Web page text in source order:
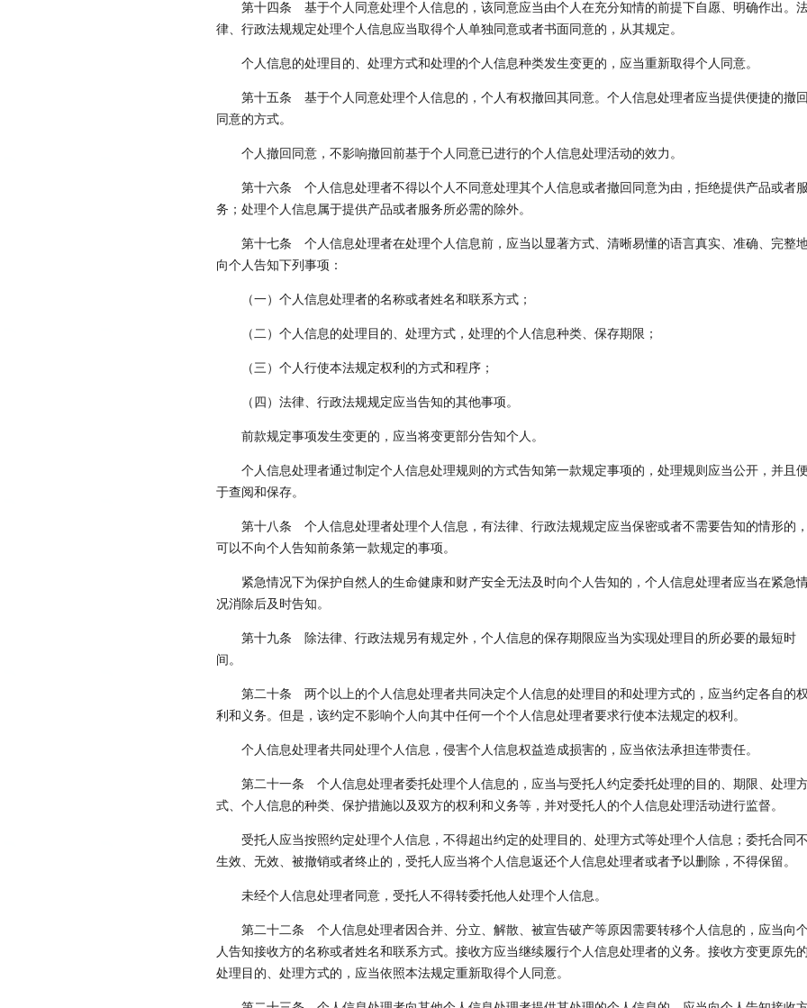
第十四条 基于个人同意处理个人信息的，该同意应当由个人在充分知情的前提下自愿、明确作出。
律、行政法规规定处理个人信息应当取得个人单独同意或者书面同意的，从其规定。
个人信息的处理目的、处理方式和处理的个人信息种类发生变更的，应当重新取得个人同意。
第十五条 基于个人同意处理个人信息的，个人有权撤回其同意。个人信息处理者应当提供便捷的撤回
同意的方式。
个人撤回同意，不影响撤回前基于个人同意已进行的个人信息处理活动的效力。
第十六条 个人信息处理者不得以个人不同意处理其个人信息或者撤回同意为由，拒绝提供产品或者服
务；处理个人信息属于提供产品或者服务所必需的除外。
第十七条 个人信息处理者在处理个人信息前，应当以显著方式、清晰易懂的语言真实、准确、完整
向个人告知下列事项：
（一）个人信息处理者的名称或者姓名和联系方式；
（二）个人信息的处理目的、处理方式，处理的个人信息种类、保存期限；
（三）个人行使本法规定权利的方式和程序；
（四）法律、行政法规规定应当告知的其他事项。
前款规定事项发生变更的，应当将变更部分告知个人。
个人信息处理者通过制定个人信息处理规则的方式告知第一款规定事项的，处理规则应当公开，并且便
于查阅和保存。
第十八条 个人信息处理者处理个人信息，有法律、行政法规规定应当保密或者不需要告知的情形的，
可以不向个人告知前条第一款规定的事项。
紧急情况下为保护自然人的生命健康和财产安全无法及时向个人告知的，个人信息处理者应当在紧急
况消除后及时告知。
第十九条 除法律、行政法规另有规定外，个人信息的保存期限应当为实现处理目的所必要的最短时
间。
第二十条 两个以上的个人信息处理者共同决定个人信息的处理目的和处理方式的，应当约定各自的权
利和义务。但是，该约定不影响个人向其中任何一个个人信息处理者要求行使本法规定的权利。
个人信息处理者共同处理个人信息，侵害个人信息权益造成损害的，应当依法承担连带责任。
第二十一条 个人信息处理者委托处理个人信息的，应当与受托人约定委托处理的目的、期限、处理
式、个人信息的种类、保护措施以及双方的权利和义务等，并对受托人的个人信息处理活动进行监督。
受托人应当按照约定处理个人信息，不得超出约定的处理目的、处理方式等处理个人信息；委托合同不
生效、无效、被撤销或者终止的，受托人应当将个人信息返还个人信息处理者或者予以删除，不得保留。
未经个人信息处理者同意，受托人不得转委托他人处理个人信息。
第二十二条 个人信息处理者因合并、分立、解散、被宣告破产等原因需要转移个人信息的，应当向
人告知接收方的名称或者姓名和联系方式。接收方应当继续履行个人信息处理者的义务。接收方变更原先的
处理目的、处理方式的，应当依照本法规定重新取得个人同意。